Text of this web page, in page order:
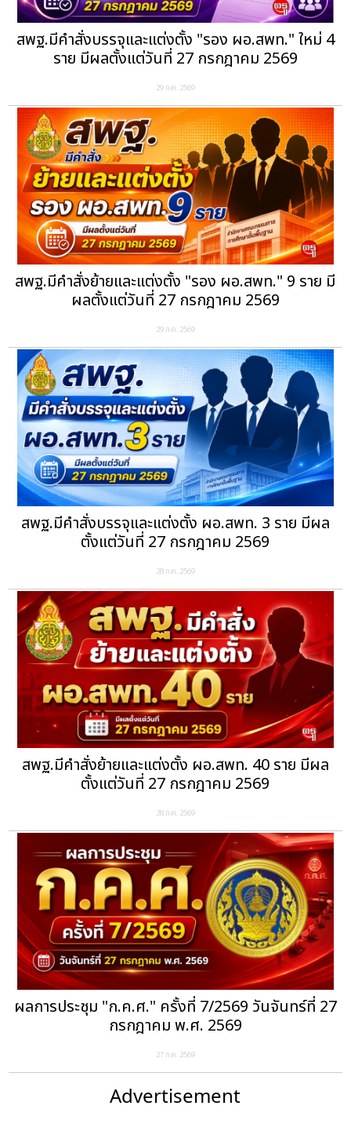
สพฐ.มีคำสั่งบรรจุและแต่งตั้ง "รอง ผอ.สพท." ใหม่ 4
ราย มีผลตั้งแต่วันที่ 27 กรกฎาคม 2569
29 ก.ค. 2569
สพฐ.มีคำสั่งย้ายและแต่งตั้ง "รอง ผอ.สพท." 9 ราย มี
ผลตั้งแต่วันที่ 27 กรกฎาคม 2569
29 ก.ค. 2569
สพฐ.มีคำสั่งบรรจุและแต่งตั้ง ผอ.สพท. 3 ราย มีผล
ตั้งแต่วันที่ 27 กรกฎาคม 2569
28 ก.ค. 2569
สพฐ.มีคำสั่งย้ายและแต่งตั้ง ผอ.สพท. 40 ราย มีผล
ตั้งแต่วันที่ 27 กรกฎาคม 2569
28 ก.ค. 2569
ผลการประชุม "ก.ค.ศ." ครั้งที่ 7/2569 วันจันทร์ที่ 27
กรกฎาคม พ.ศ. 2569
27 ก.ค. 2569
Advertisement